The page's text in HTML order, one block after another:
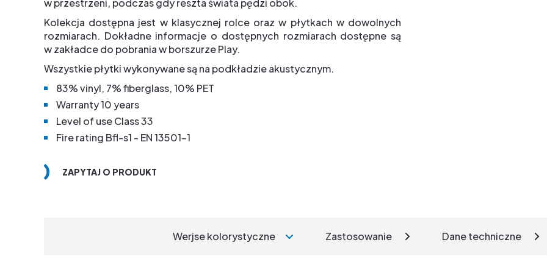
w przestrzeni, podczas gdy reszta świata pędzi obok.
Kolekcja dostępna jest w klasycznej rolce oraz w płytkach w dowolnych
rozmiarach. Dokładne informacje o dostępnych rozmiarach dostępne są
w zakładce do pobrania w borszurze Play.
Wszystkie płytki wykonywane są na podkładzie akustycznym.
83% vinyl, 7% fiberglass, 10% PET
Warranty 10 years
Level of use Class 33
Fire rating Bfl-s1 - EN 13501-1
ZAPYTAJ O PRODUKT
Werjse kolorystyczne Zastosowanie Dane techniczne